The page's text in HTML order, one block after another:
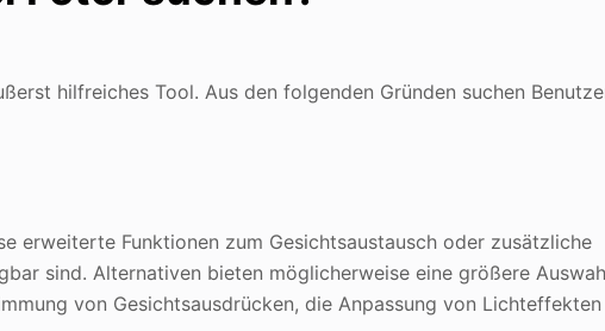
hilfreiches Tool. Aus den folgenden Gründen suchen
erweiterte Funktionen zum Gesichtsaustausch oder zusätzliche
sind. Alternativen bieten möglicherweise eine größere
von Gesichtsausdrücken, die Anpassung von Lichteffekten